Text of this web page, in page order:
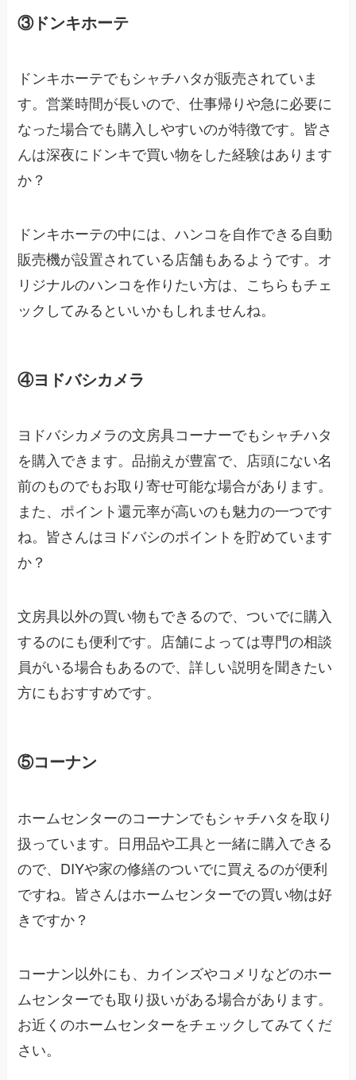
③ドンキホーテ
ドンキホーテでもシャチハタが販売されていま
す。営業時間が長いので、仕事帰りや急に必要に
なった場合でも購入しやすいのが特徴です。皆さ
んは深夜にドンキで買い物をした経験はあります
か？
ドンキホーテの中には、ハンコを自作できる自動
販売機が設置されている店舗もあるようです。オ
リジナルのハンコを作りたい方は、こちらもチェ
ックしてみるといいかもしれませんね。
④ヨドバシカメラ
ヨドバシカメラの文房具コーナーでもシャチハタ
を購入できます。品揃えが豊富で、店頭にない名
前のものでもお取り寄せ可能な場合があります。
また、ポイント還元率が高いのも魅力の一つです
ね。皆さんはヨドバシのポイントを貯めています
か？
文房具以外の買い物もできるので、ついでに購入
するのにも便利です。店舗によっては専門の相談
員がいる場合もあるので、詳しい説明を聞きたい
方にもおすすめです。
⑤コーナン
ホームセンターのコーナンでもシャチハタを取り
扱っています。日用品や工具と一緒に購入できる
ので、DIYや家の修繕のついでに買えるのが便利
ですね。皆さんはホームセンターでの買い物は好
きですか？
コーナン以外にも、カインズやコメリなどのホー
ムセンターでも取り扱いがある場合があります。
お近くのホームセンターをチェックしてみてくだ
さい。